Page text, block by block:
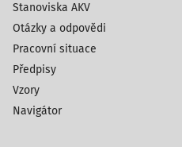
Stanoviska AKV
Otázky a odpovědi
Pracovní situace
Předpisy
Vzory
Navigátor